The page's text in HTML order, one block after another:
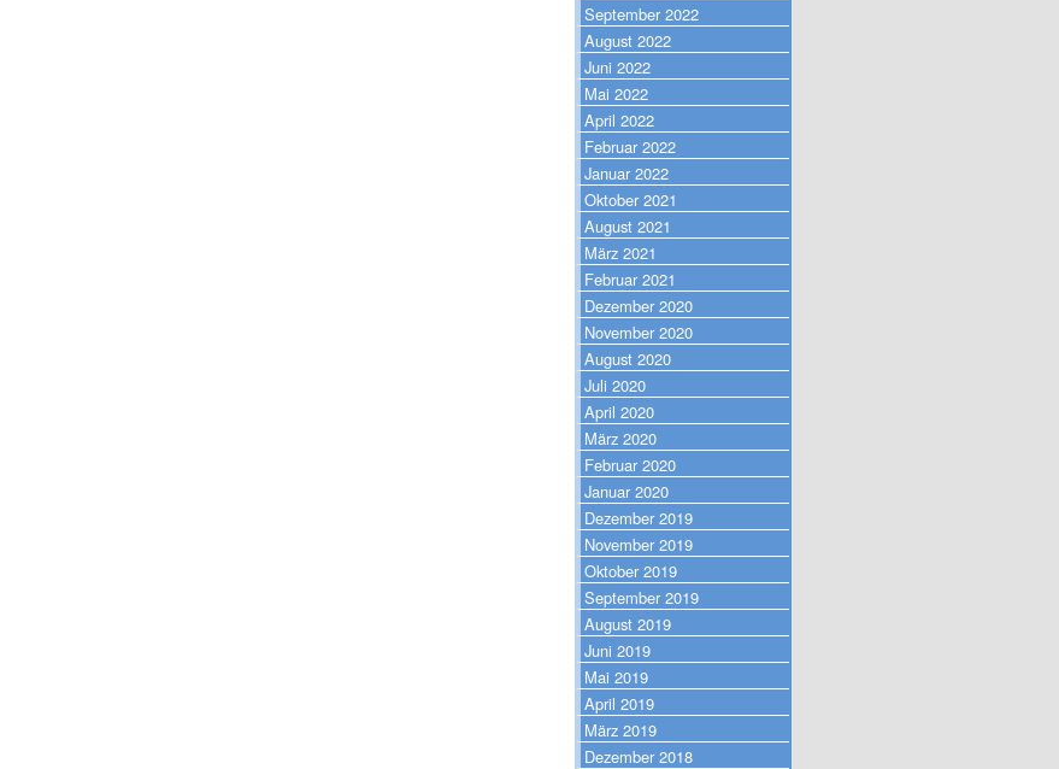
September 2022
August 2022
Juni 2022
Mai 2022
April 2022
Februar 2022
Januar 2022
Oktober 2021
August 2021
März 2021
Februar 2021
Dezember 2020
November 2020
August 2020
Juli 2020
April 2020
März 2020
Februar 2020
Januar 2020
Dezember 2019
November 2019
Oktober 2019
September 2019
August 2019
Juni 2019
Mai 2019
April 2019
März 2019
Dezember 2018